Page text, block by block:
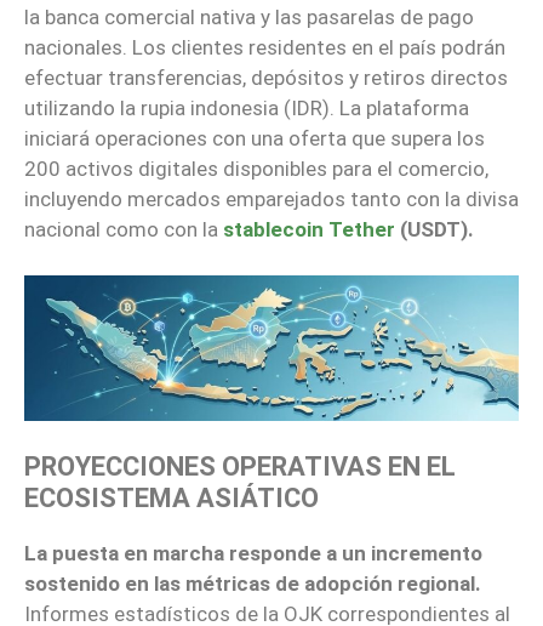
la banca comercial nativa y las pasarelas de pago
nacionales. Los clientes residentes en el país podrán
efectuar transferencias, depósitos y retiros directos
utilizando la rupia indonesia (IDR). La plataforma
iniciará operaciones con una oferta que supera los
200 activos digitales disponibles para el comercio,
incluyendo mercados emparejados tanto con la divisa
nacional como con la stablecoin Tether (USDT).
PROYECCIONES OPERATIVAS EN EL
ECOSISTEMA ASIÁTICO
La puesta en marcha responde a un incremento
sostenido en las métricas de adopción regional.
Informes estadísticos de la OJK correspondientes al